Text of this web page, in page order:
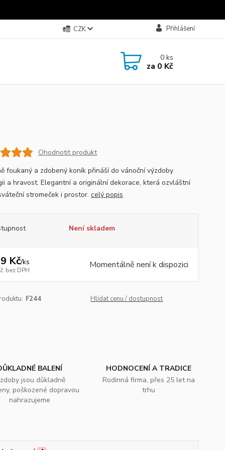
CZK Přihlášení
0ks
za 0 Kč
Ohodnotit produkt
foukaný a zdobený koník přináší do vánoční výzdoby
a hravost. Elegantní a originální dekorace, která ozvláštní
stromeček i prostor. celý popis
Není skladem
Kč/ks
bez DPH Momentálně není k dispozici
F244 Hlídat cenu / dostupnost
BALENÍ
jsou důkladně
poškozené dopravou
nahrazujeme
HODNOCENÍ A TRADICE
Rodinná firma, přes 25 let na
trhu